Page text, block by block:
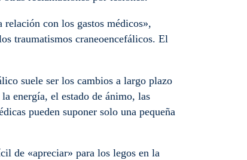
con los gastos médicos»,
traumatismos craneoencefálicos. El
suele ser los cambios a largo plazo
energía, el estado de ánimo, las
pueden suponer solo una pequeña
de «apreciar» para los legos en la